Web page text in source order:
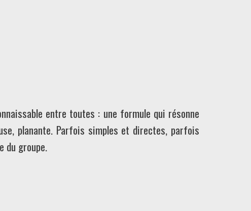
entre toutes : une formule qui résonne
planante. Parfois simples et directes, parfois
du groupe.